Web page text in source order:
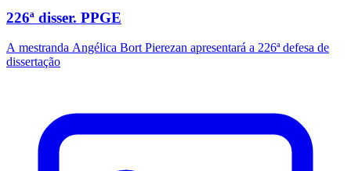
226ª disser. PPGE
A mestranda Angélica Bort Pierezan apresentará a 226ª defesa de
dissertação